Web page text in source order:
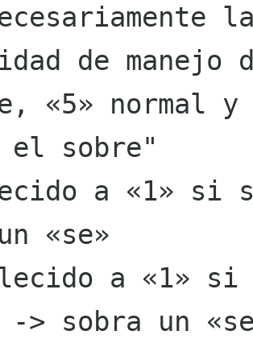
de manejo
«5» normal
el sobre"
a «1» si
«se»
a «1»
sobra un